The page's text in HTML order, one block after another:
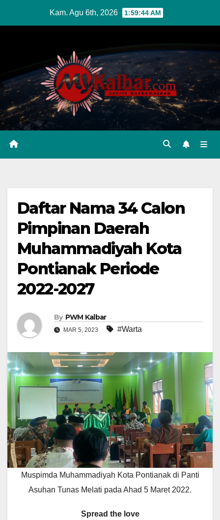
Kam. Agu 6th, 2026 1:59:45 AM
Daftar Nama 34 Calon
Pimpinan Daerah
Muhammadiyah Kota
Pontianak Periode
2022-2027
By PWM Kalbar
MAR 5, 2023 #Warta
Muspimda Muhammadiyah Kota Pontianak di Panti
Asuhan Tunas Melati pada Ahad 5 Maret 2022.
Spread the love